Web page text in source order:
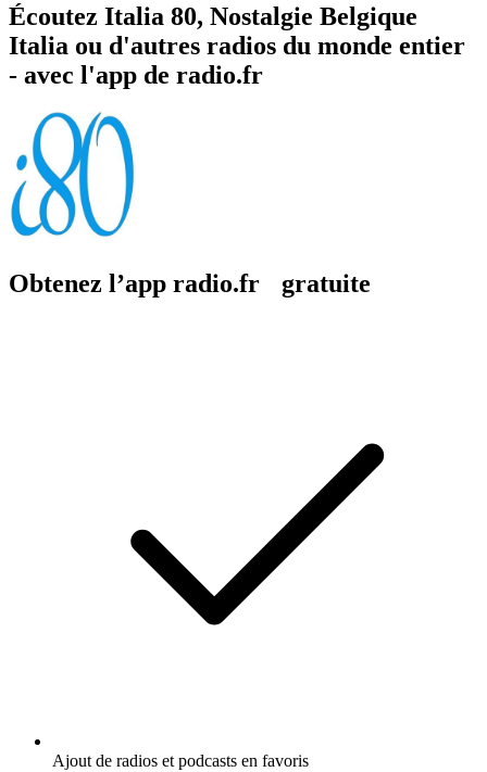
Écoutez Italia 80, Nostalgie Belgique
Italia ou d'autres radios du monde entier
- avec l'app de radio.fr
Obtenez l’app radio.fr gratuite
Ajout de radios et podcasts en favoris